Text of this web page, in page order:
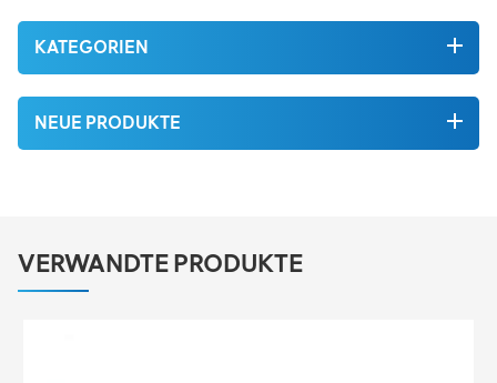
KATEGORIEN
NEUE PRODUKTE
VERWANDTE PRODUKTE